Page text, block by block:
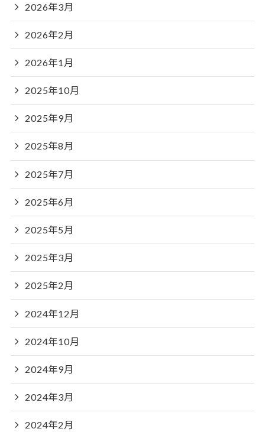
2026年3月
2026年2月
2026年1月
2025年10月
2025年9月
2025年8月
2025年7月
2025年6月
2025年5月
2025年3月
2025年2月
2024年12月
2024年10月
2024年9月
2024年3月
2024年2月